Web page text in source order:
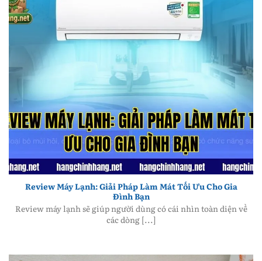
Review Máy Lạnh: Giải Pháp Làm Mát Tối Ưu Cho Gia
Đình Bạn
Review Máy Lạnh: Giải Pháp Làm Mát Tối Ưu Cho Gia
Đình Bạn
Review máy lạnh sẽ giúp người dùng có cái nhìn toàn diện về
các dòng [...]